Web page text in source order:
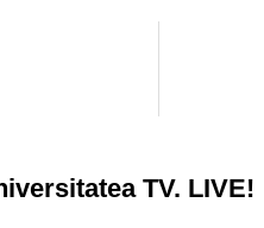
TV. LIVE!